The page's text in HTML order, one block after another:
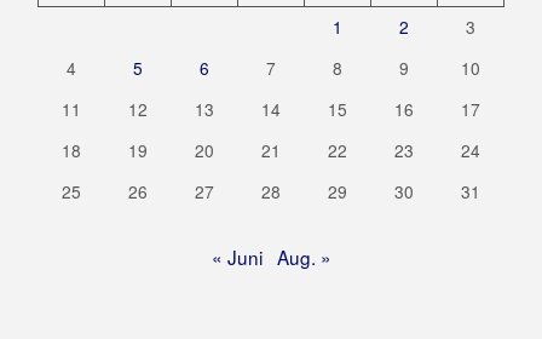
1
2
3
4
5 6 7 8 9
10
11
12 13 14 15 16
17
18
19 20 21 22 23
24
25
26 27 28 29 30 31
« Juni Aug. »